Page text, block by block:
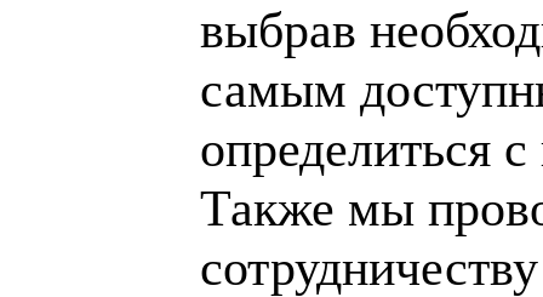
выбрав
самым
определиться
Также мы